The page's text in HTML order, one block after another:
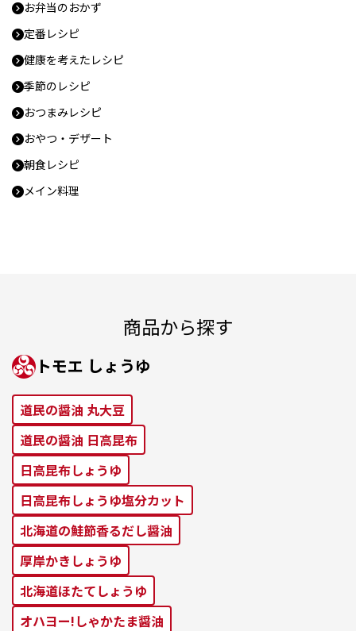
お弁当のおかず
定番レシピ
健康を考えたレシピ
季節のレシピ
おつまみレシピ
おやつ・デザート
朝食レシピ
メイン料理
商品から探す
トモエ しょうゆ
道⺠の醤油 丸⼤⾖
道⺠の醤油 ⽇⾼昆布
⽇⾼昆布しょうゆ
⽇⾼昆布しょうゆ塩分カット
北海道の鮭節⾹るだし醤油
厚岸かきしょうゆ
北海道ほたてしょうゆ
オハヨー!しゃかたま醤油